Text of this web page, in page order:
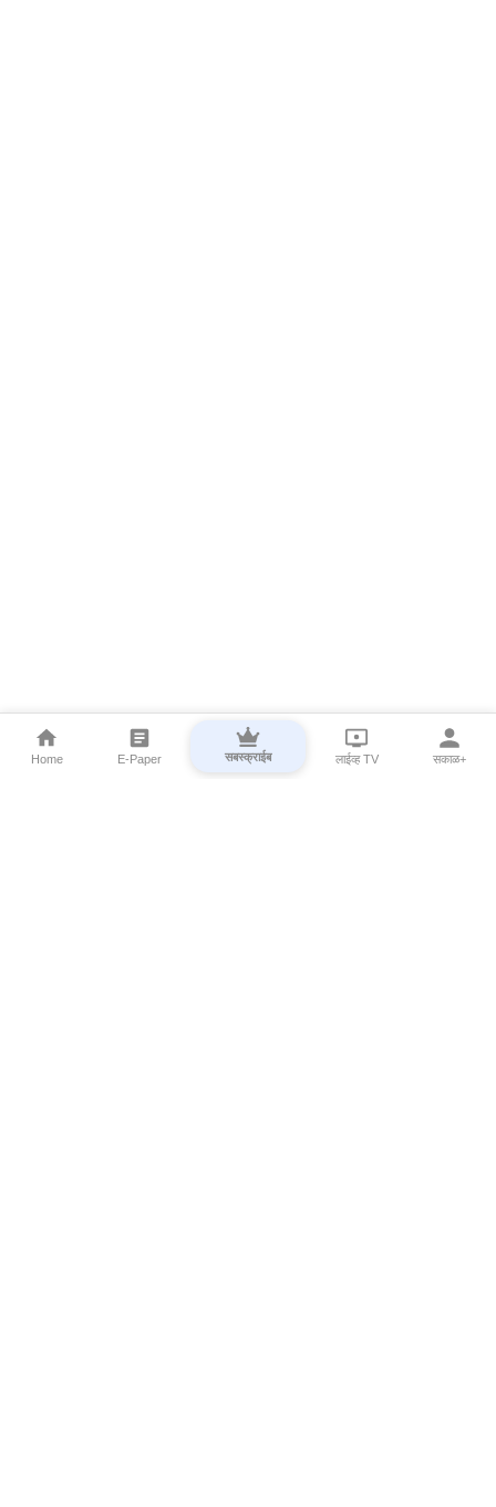
Home E-Paper सबस्क्राईब लाईव्ह TV सकाळ+